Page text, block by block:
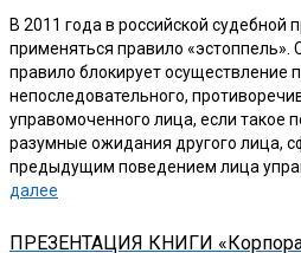
В 2011 года в российской судебной
применяться правило «эстоппель».
правило блокирует осуществление
непоследовательного,
управомоченного лица, если такое
разумные ожидания другого лица,
предыдущим поведением лица
далее
ПРЕЗЕНТАЦИЯ КНИГИ